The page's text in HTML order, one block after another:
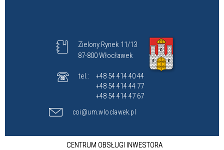
Zielony Rynek 11/13
87-800 Włocławek
tel.:
+48 54 414 40 44
+48 54 414 44 77
+48 54 414 47 67
coi@um.wloclawek.pl
CENTRUM OBSŁUGI INWESTORA